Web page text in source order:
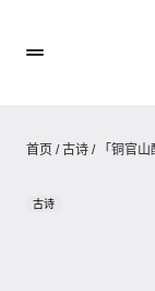
首页 /古诗 / 「铜官
古诗